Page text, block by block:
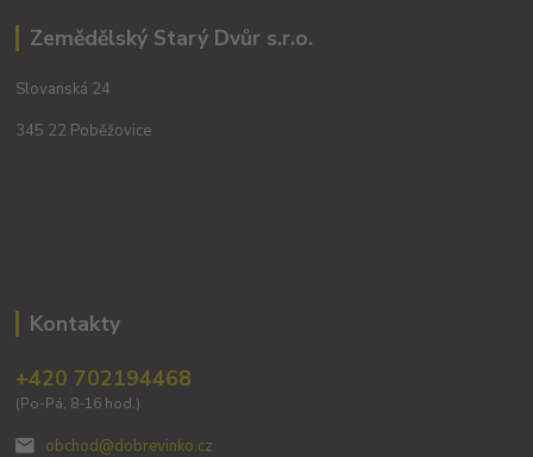
Zemědělský Starý Dvůr s.r.o.
Slovanská 24
345 22 Poběžovice
Kontakty
+420 702194468
(Po-Pá, 8-16 hod.)
obchod@dobrevinko.cz